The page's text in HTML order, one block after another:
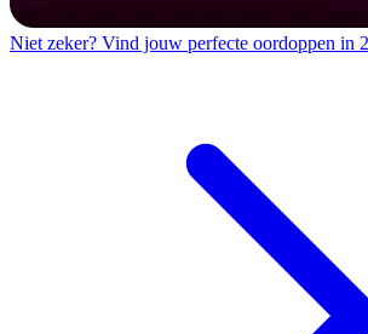
Niet zeker? Vind jouw perfecte oordoppen in